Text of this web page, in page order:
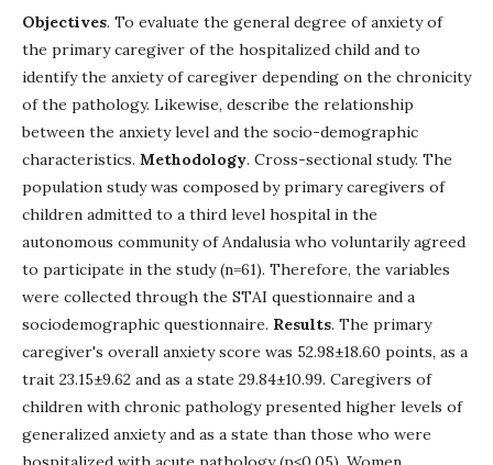
Objectives. To evaluate the general degree of anxiety of
the primary caregiver of the hospitalized child and to
identify the anxiety of caregiver depending on the chronicity
of the pathology. Likewise, describe the relationship
between the anxiety level and the socio-demographic
characteristics. Methodology. Cross-sectional study. The
population study was composed by primary caregivers of
children admitted to a third level hospital in the
autonomous community of Andalusia who voluntarily agreed
to participate in the study (n=61). Therefore, the variables
were collected through the STAI questionnaire and a
sociodemographic questionnaire. Results. The primary
caregiver's overall anxiety score was 52.98±18.60 points, as a
trait 23.15±9.62 and as a state 29.84±10.99. Caregivers of
children with chronic pathology presented higher levels of
generalized anxiety and as a state than those who were